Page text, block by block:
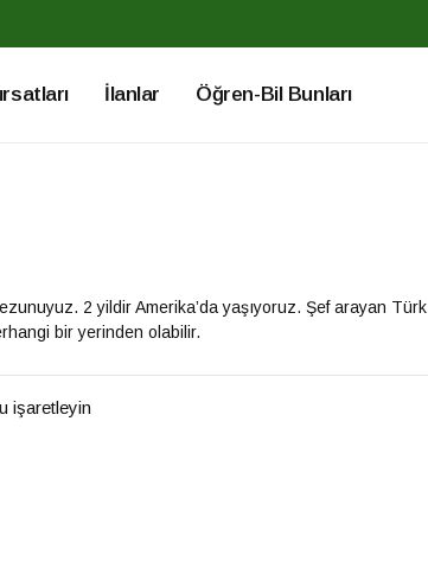
İlanlar Öğren-Bil Bunları
2 yildir Amerika’da yaşıyoruz. Şef arayan Türk
bir yerinden olabilir.
işaretleyin